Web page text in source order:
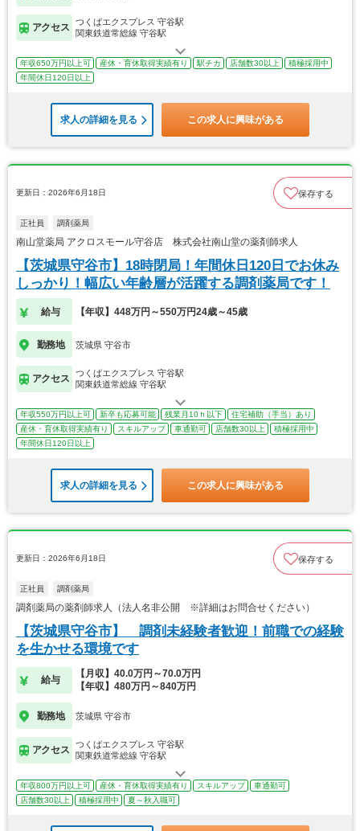
アクセス
つくばエクスプレス 守谷駅
関東鉄道常総線 守谷駅
年収650万円以上可 産休・育休取得実績有り 駅チカ 店舗数30以上
積極採用中
年間休日120日以上
求人の詳細を見る この求人に興味がある
更新日：2026年6月18日 保存する
正社員 調剤薬局
南山堂薬局 アクロスモール守谷店 株式会社南山堂の薬剤師求人
【茨城県守谷市】18時閉局！年間休日120日でお休み
しっかり！幅広い年齢層が活躍する調剤薬局です！
給与 【年収】448万円～550万円24歳～45歳
勤務地 茨城県 守谷市
アクセス
つくばエクスプレス 守谷駅
関東鉄道常総線 守谷駅
年収550万円以上可 新卒も応募可能 残業月10ｈ以下
住宅補助（手当）あり
産休・育休取得実績有り
スキルアップ 車通勤可 店舗数30以上
積極採用中
年間休日120日以上
求人の詳細を見る この求人に興味がある
更新日：2026年6月18日 保存する
正社員 調剤薬局
調剤薬局の薬剤師求人（法人名非公開 ※詳細はお問合せください）
【茨城県守谷市】 調剤未経験者歓迎！前職での経験
を生かせる環境です
給与
【月収】40.0万円～70.0万円
【年収】480万円～840万円
勤務地 茨城県 守谷市
アクセス
つくばエクスプレス 守谷駅
関東鉄道常総線 守谷駅
年収800万円以上可 産休・育休取得実績有り スキルアップ
車通勤可
店舗数30以上
積極採用中 夏～秋入職可